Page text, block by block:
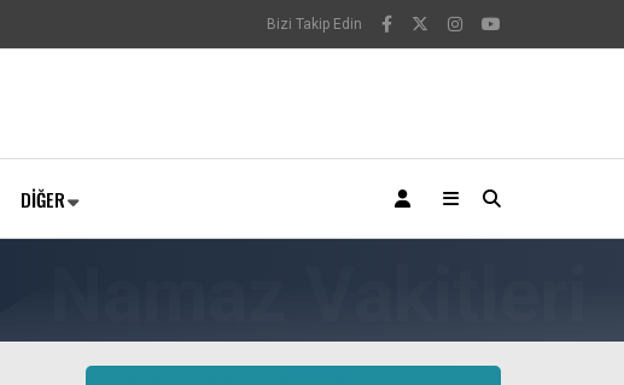
Bizi Takip Edin
DİĞER